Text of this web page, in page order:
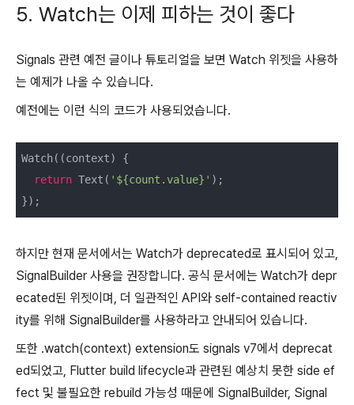
5. Watch는 이제 피하는 것이 좋다
Signals 관련 예전 글이나 튜토리얼을 보면 Watch 위젯을 사용하
는 예제가 나올 수 있습니다.
예전에는 이런 식의 코드가 사용되었습니다.
Watch((context) {
return Text( '${count.value}' );
하지만 현재 문서에서는 Watch가 deprecated로 표시되어 있고,
SignalBuilder 사용을 권장합니다. 공식 문서에는 Watch가 depr
ecated된 위젯이며, 더 일관적인 API와 self-contained reactiv
ity를 위해 SignalBuilder를 사용하라고 안내되어 있습니다.
또한 .watch(context) extension도 signals v7에서 deprecat
ed되었고, Flutter build lifecycle과 관련된 예상치 못한 side ef
fect 및 불필요한 rebuild 가능성 때문에 SignalBuilder, Signal